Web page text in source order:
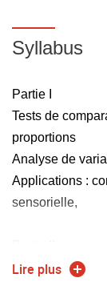
Syllabus
Partie I
Tests de
proportions
Analyse de
Applications :
sensorielle,
Généralités de
Lire plus